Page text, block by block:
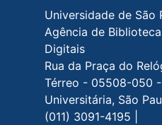
Rodapé do site
Universidade de São
Agência de
Digitais
Rua da Praça do
Térreo - 05508-050
Universitária, São
(011) 3091-4195 |